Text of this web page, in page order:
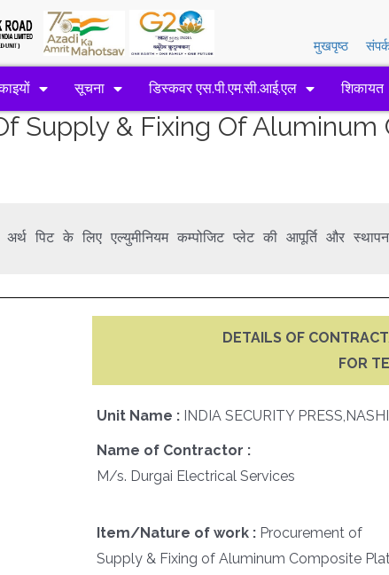
मुखपृष्ठ
सूचना डिस्कवर एस.पी.एम.सी.आई.एल शिकायत
Supply & Fixing Of
पिट के लिए एल्युमीनियम कम्पोजिट प्लेट की आपूर्ति और
DETAILS OF
FOR
Unit Name : INDIA SECURITY
Name of Contractor :
M/s. Durgai Electrical Services
Item/Nature of work : Procurement of
Supply & Fixing of Aluminum Composite